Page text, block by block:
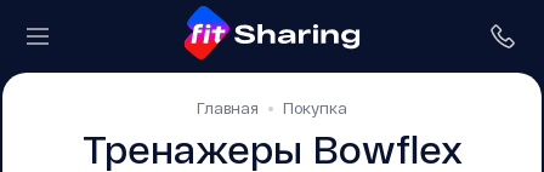
Главная Покупка
Тренажеры Bowflex